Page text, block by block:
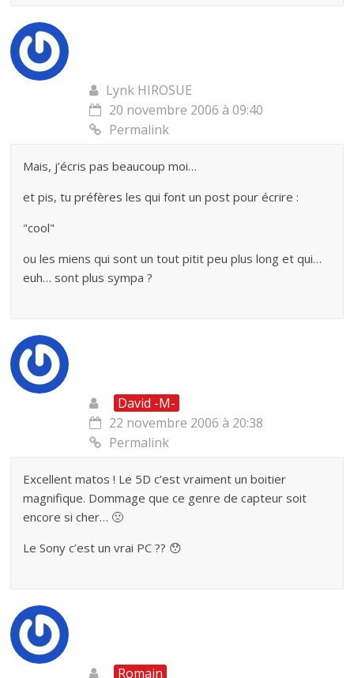
Lynk HIROSUE
20 novembre 2006 à 09:40
Permalink
Mais, j’écris pas beaucoup moi…
et pis, tu préfères les qui font un post pour écrire :
"cool"
ou les miens qui sont un tout pitit peu plus long et qui…
euh… sont plus sympa ?
David -M-
22 novembre 2006 à 20:38
Permalink
Excellent matos ! Le 5D c’est vraiment un boitier
magnifique. Dommage que ce genre de capteur soit
encore si cher… 🙁
Le Sony c’est un vrai PC ?? 😯
Romain